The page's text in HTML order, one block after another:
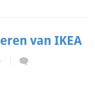
van IKEA